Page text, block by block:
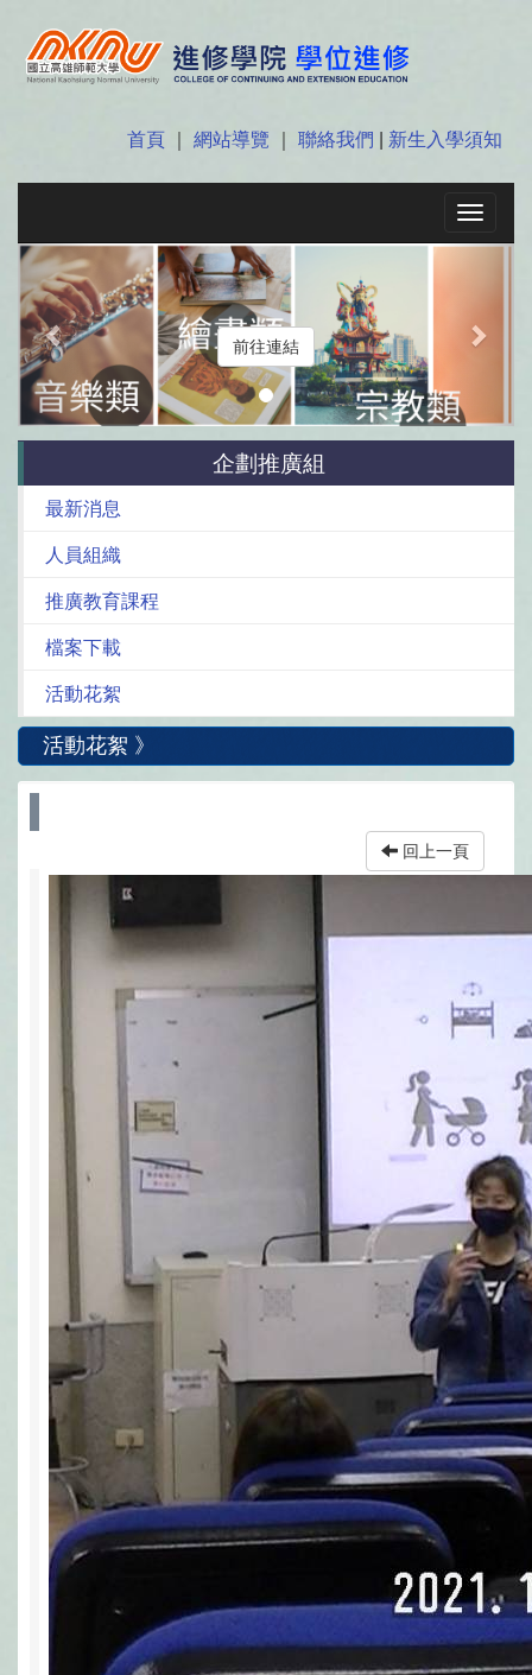
首頁 網站導覽 聯絡我們 新生入學須知
Toggle
前往連結
Previous
企劃推廣組
最新消息
人員組織
推廣教育課程
檔案下載
活動花絮
活動花絮 》
回上一頁